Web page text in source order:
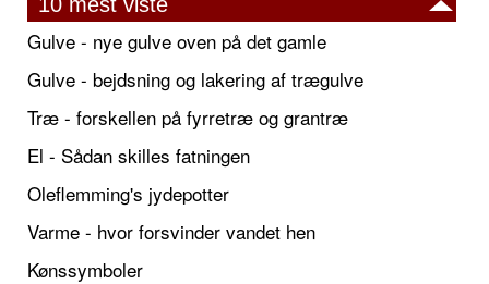
10 mest viste
Gulve - nye gulve oven på det gamle
Gulve - bejdsning og lakering af trægulve
Træ - forskellen på fyrretræ og grantræ
El - Sådan skilles fatningen
Oleflemming's jydepotter
Varme - hvor forsvinder vandet hen
Kønssymboler